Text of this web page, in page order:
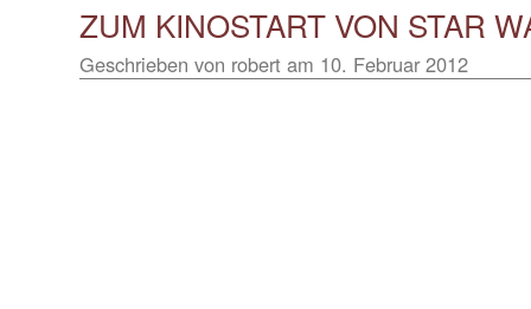
ZUM KINOSTART VON STAR
Geschrieben von robert am 10. Februar 2012